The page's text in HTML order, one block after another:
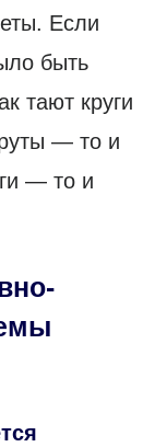
Если
быть
тают круги
— то и
— то и